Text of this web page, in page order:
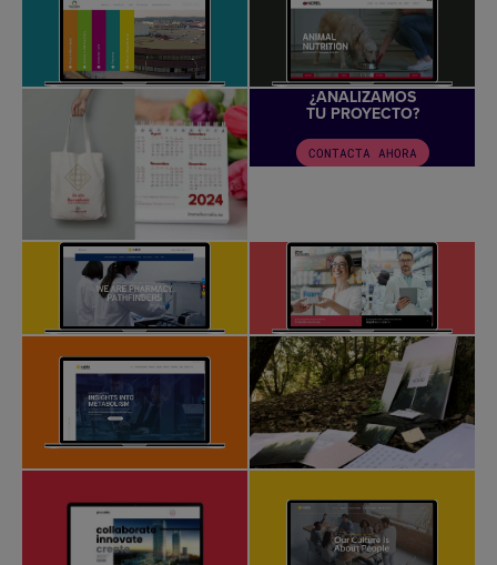
¿ANALIZAMOS
TU PROYECTO?
CONTACTA AHORA